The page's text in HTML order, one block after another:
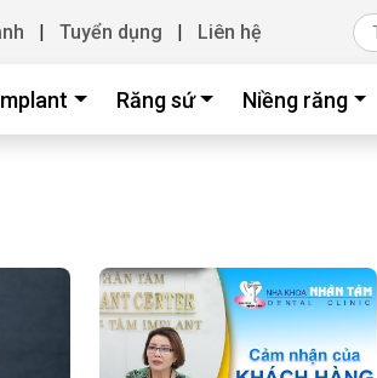
| Tuyển dụng | Liên hệ
Răng sứ Niềng răng